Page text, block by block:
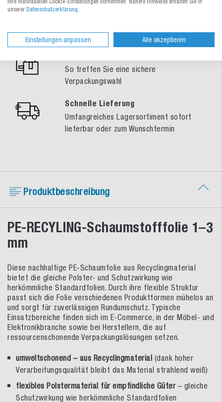
Fachkundige Beratung
persönlich für Sie da
So treffen Sie eine sichere
Verpackungswahl
Schnelle Lieferung
Umfangreiches Lagersortiment sofort
lieferbar oder zum Wunschtermin
Produktbeschreibung
PE-RECYLING-Schaumstofffolie 1–3
mm
Diese nachhaltige PE-Schaumfolie aus Recyclingmaterial
bietet die gleiche Polster- und Schutzwirkung wie
herkömmliche Standardfolien. Durch ihre flexible Struktur
passt sich die Folie verschiedenen Produktformen mühelos an
und sorgt für zuverlässigen Rundumschutz. Typische
Einsatzbereiche finden sich im E-Commerce, in der Möbel- und
Elektronikbranche sowie bei Herstellern, die auf
ressourcenschonende Verpackungslösungen setzen.
umweltschonend – aus Recyclingmaterial (dank hoher
Verarbeitungsqualität bleibt das Material strahlend weiß)
flexibles Polstermaterial für empfindliche Güter– gleiche
Schutzwirkung wie herkömmliche Standardfolien
Ihre individuellen Cookie-Einstellungen vornehmen. Nähere Hinweise erhalten Sie in
unserer Datenschutzerklärung.
Einstellungen anpassen Alle akzeptieren